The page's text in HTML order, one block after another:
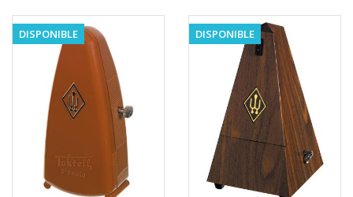
DISPONIBLE DISPONIBLE